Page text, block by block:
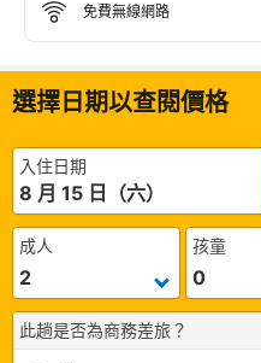
免費無線網路
選擇日期以查閱價格
入住日期
8 月 15 日（六）
成人 孩童
此趟是否為商務差旅？